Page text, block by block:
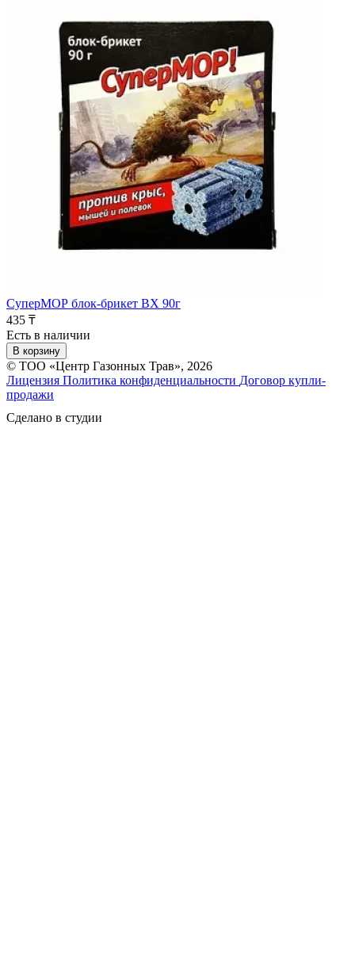
СуперМОР блок-брикет ВХ 90г
435 ₸
Есть в наличии
В корзину
© ТОО «Центр Газонных Трав», 2026
Лицензия Политика конфиденциальности Договор купли-
продажи
Сделано в студии